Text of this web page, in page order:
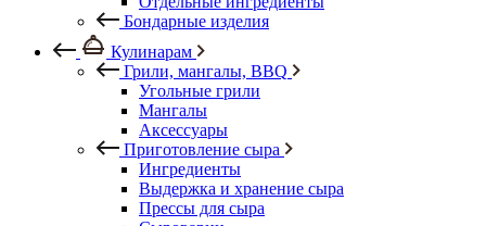
Бондарные изделия
Кулинарам
Грили, мангалы, BBQ
Угольные грили
Мангалы
Аксессуары
Приготовление сыра
Ингредиенты
Выдержка и хранение сыра
Прессы для сыра